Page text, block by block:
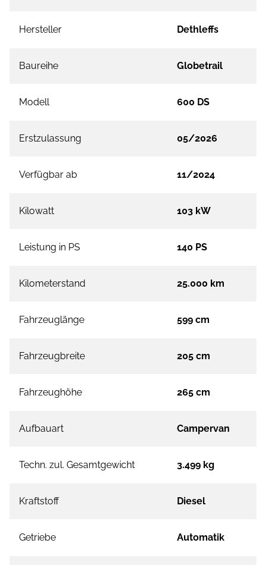
Hersteller Dethleffs
Baureihe Globetrail
Modell 600 DS
Erstzulassung 05/2026
Verfügbar ab 11/2024
Kilowatt 103 kW
Leistung in PS 140 PS
Kilometerstand 25.000 km
Fahrzeuglänge 599 cm
Fahrzeugbreite 205 cm
Fahrzeughöhe 265 cm
Aufbauart Campervan
Techn. zul. Gesamtgewicht 3.499 kg
Kraftstoff Diesel
Getriebe Automatik